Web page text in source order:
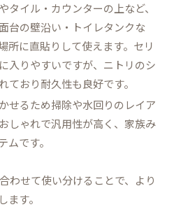
タイル・カウンターの上など、
台の壁沿い・トイレタンクな
所に直貼りして使えます。セリ
入りやすいですが、ニトリのシ
ており耐久性も良好です。
せるため掃除や水回りのレイア
しゃれで汎用性が高く、家族み
ムです。
わせて使い分けることで、より
ます。